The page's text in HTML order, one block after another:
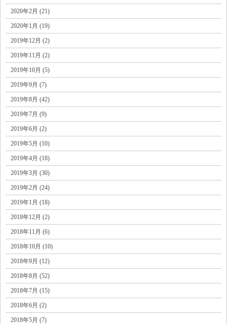
2020年2月 (21)
2020年1月 (19)
2019年12月 (2)
2019年11月 (2)
2019年10月 (5)
2019年9月 (7)
2019年8月 (42)
2019年7月 (9)
2019年6月 (2)
2019年5月 (10)
2019年4月 (18)
2019年3月 (30)
2019年2月 (24)
2019年1月 (18)
2018年12月 (2)
2018年11月 (6)
2018年10月 (10)
2018年9月 (12)
2018年8月 (52)
2018年7月 (15)
2018年6月 (2)
2018年5月 (7)